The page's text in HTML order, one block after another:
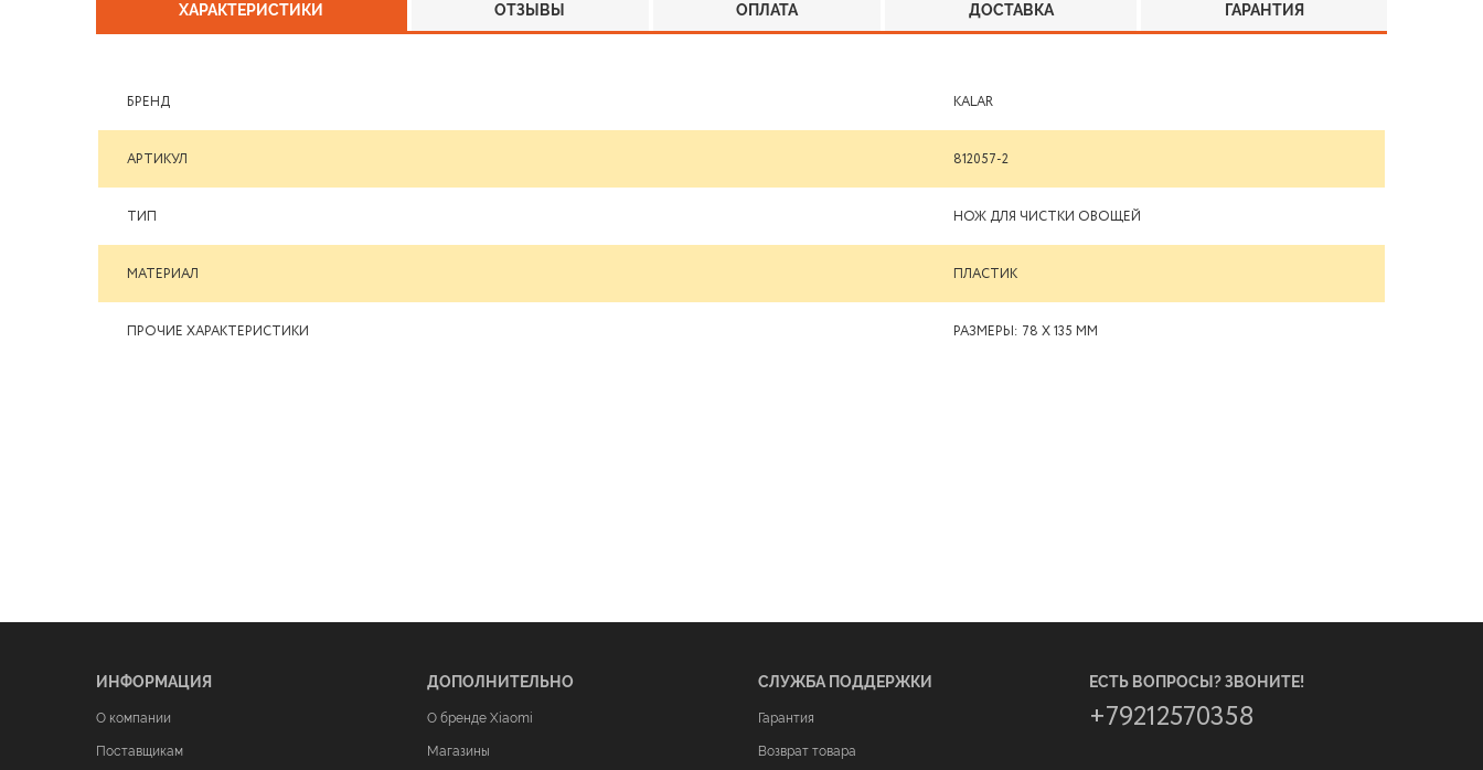
ХАРАКТЕРИСТИКИ ОТЗЫВЫ ОПЛАТА ДОСТАВКА ГАРАНТИЯ
БРЕНД KALAR
АРТИКУЛ 812057-2
ТИП НОЖ ДЛЯ ЧИСТКИ ОВОЩЕЙ
МАТЕРИАЛ ПЛАСТИК
ПРОЧИЕ ХАРАКТЕРИСТИКИ РАЗМЕРЫ: 78 X 135 ММ
ИНФОРМАЦИЯ
О компании
Поставщикам
ДОПОЛНИТЕЛЬНО
О бренде Xiaomi
Магазины
СЛУЖБА ПОДДЕРЖКИ
Гарантия
Возврат товара
ЕСТЬ ВОПРОСЫ? ЗВОНИТЕ!
+79212570358